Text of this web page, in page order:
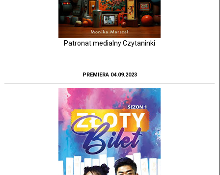
Patronat medialny Czytaninki
PREMIERA 04.09.2023